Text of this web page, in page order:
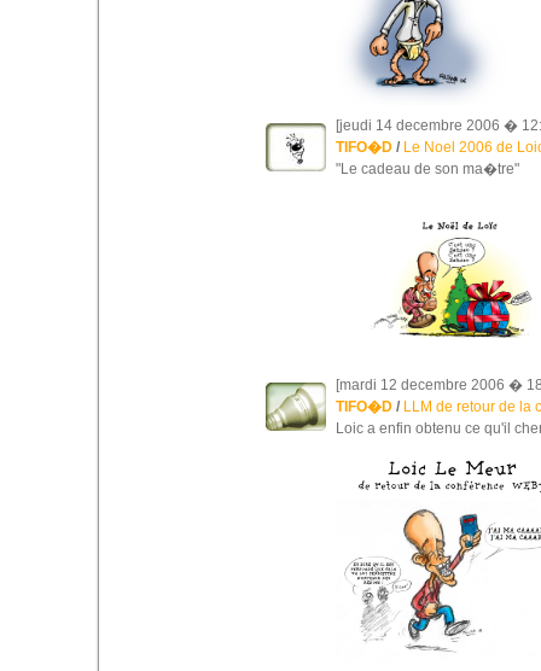
[jeudi 14 decembre 2006 �
TIFO�D/ Le Noel 2006 de
"Le cadeau de son ma�tre"
[mardi 12 decembre 2006 �
TIFO�D/ LLM de retour de la
Loic a enfin obtenu ce qu'il